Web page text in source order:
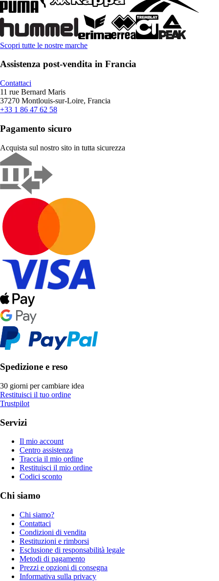
Scopri tutte le nostre marche
Assistenza post-vendita in Francia
Contattaci
11 rue Bernard Maris
37270 Montlouis-sur-Loire, Francia
+33 1 86 47 62 58
Pagamento sicuro
Acquista sul nostro sito in tutta sicurezza
Spedizione e reso
30 giorni per cambiare idea
Restituisci il tuo ordine
Trustpilot
Servizi
Il mio account
Centro assistenza
Traccia il mio ordine
Restituisci il mio ordine
Codici sconto
Chi siamo
Chi siamo?
Contattaci
Condizioni di vendita
Restituzioni e rimborsi
Esclusione di responsabilità legale
Metodi di pagamento
Prezzi e opzioni di consegna
Informativa sulla privacy